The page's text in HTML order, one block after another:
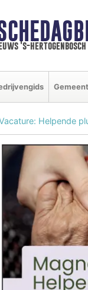
's-hertogenbosch
Helpende